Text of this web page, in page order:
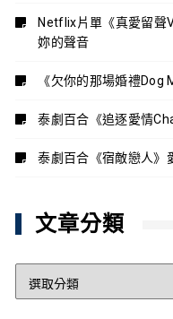
Netflix片單《真愛留聲
妳的聲音
《欠你的那場婚禮Dog
泰劇百合《追逐愛情
泰劇百合《宿敵戀人》
文章分類